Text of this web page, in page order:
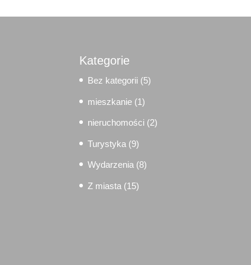
Kategorie
Bez kategorii (5)
mieszkanie (1)
nieruchomości (2)
Turystyka (9)
Wydarzenia (8)
Z miasta (15)